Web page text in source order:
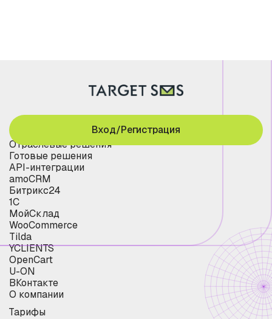
Отраслевые решения
Готовые решения
API-интеграции
amoCRM
Битрикс24
1С
МойСклад
WooCommerce
Tilda
YCLIENTS
OpenCart
U-ON
ВКонтакте
О компании
Тарифы
Вход/Регистрация